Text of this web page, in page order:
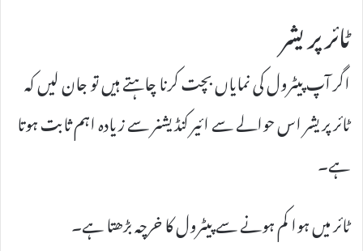
ٹائر پریشر
اگر آپ پیٹرول کی نمایاں بچت کرنا چاہتے ہیں تو جان لیں کہ
ٹائر پریشر اس حوالے سے ائیر کنڈیشنر سے زیادہ اہم ثابت ہوتا
ہے۔
ٹائر میں ہوا کم ہونے سے پیٹرول کا خرچہ بڑھتا ہے۔